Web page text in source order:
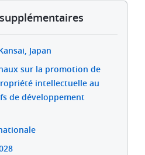
Japan
sur la promotion de
intellectuelle au
de développement